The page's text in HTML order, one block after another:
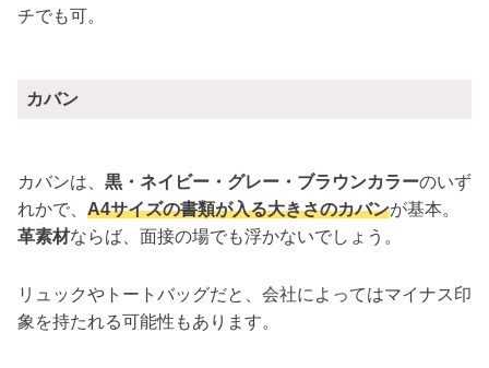
チでも可。
カバン
カバンは、 黒・ネイビー・グレー・ブラウンカラーのいず
れかで、 A4サイズの書類が入る大きさのカバンが基本。
革素材ならば、面接の場でも浮かないでしょう。
リュックやトートバッグだと、会社によってはマイナス印
象を持たれる可能性もあります。